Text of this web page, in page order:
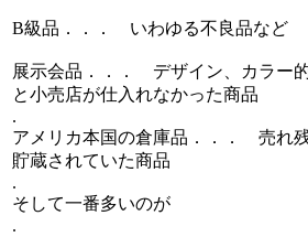
B級品．．． いわゆる不良品など
展示会品．．． デザイン、カラー
と小売店が仕入れなかった商品
.
アメリカ本国の倉庫品．．． 売れ
貯蔵されていた商品
.
そして一番多いのが
.